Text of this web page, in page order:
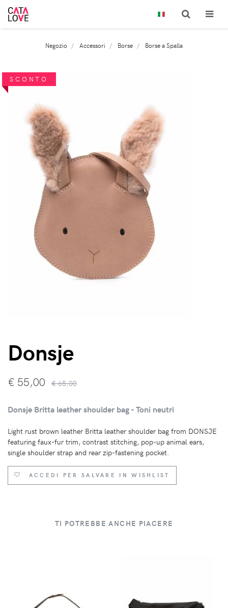
Negozio Accessori Borse Borse a Spalla
SCONTO
Donsje
€ 55,00 € 65,00
Donsje Britta leather shoulder bag - Toni neutri
Light rust brown leather Britta leather shoulder bag from DONSJE
featuring faux-fur trim, contrast stitching, pop-up animal ears,
single shoulder strap and rear zip-fastening pocket.
ACCEDI PER SALVARE IN WISHLIST
TI POTREBBE ANCHE PIACERE